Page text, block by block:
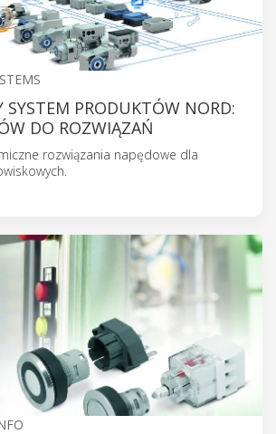
SYSTEM PRODUKTÓW NORD:
DO ROZWIĄZAŃ
rozwiązania napędowe dla